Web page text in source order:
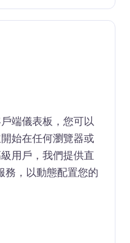
端儀表板，您可以
始在任何瀏覽器或
用戶，我們提供直
務，以動態配置您的